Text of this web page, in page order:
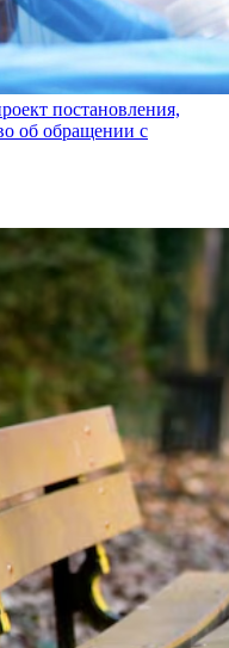
постановления,
об обращении с